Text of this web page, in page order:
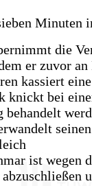
Minuten
die
er zuvor
kassiert
knickt bei
behandelt
ist wegen
abzuschließen